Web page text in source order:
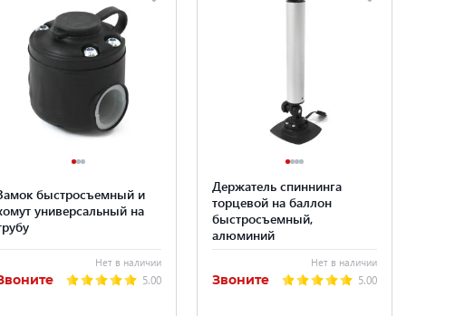
быстросъемный и
универсальный на
Нет в наличии
5.00
Держатель спиннинга
торцевой на баллон
быстросъемный,
алюминий
Нет в наличии
Звоните 5.00